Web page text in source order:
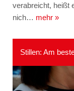
verabreicht, heißt
nich… mehr »
Stillen: Am